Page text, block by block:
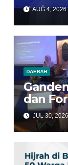
AUG 4, 2026
DAERAH
dan
Bekasi
Jadi
JUL 30,